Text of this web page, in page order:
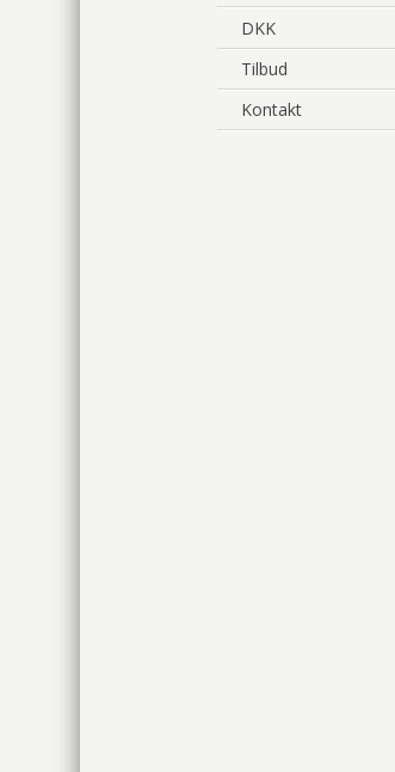
DKK
Tilbud
Kontakt